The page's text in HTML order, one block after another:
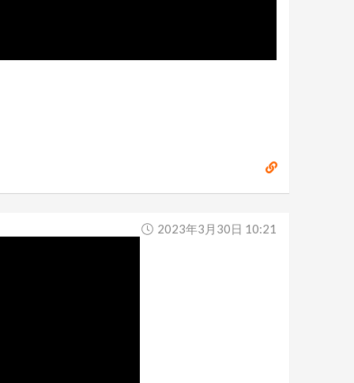
2023年3月30日 10:21